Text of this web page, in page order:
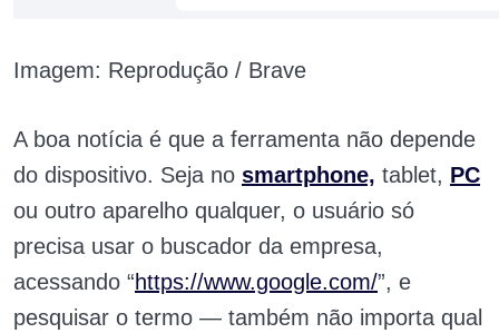
Imagem: Reprodução / Brave
A boa notícia é que a ferramenta não depende
do dispositivo. Seja no smartphone, tablet, PC
ou outro aparelho qualquer, o usuário só
precisa usar o buscador da empresa,
acessando “https://www.google.com/”, e
pesquisar o termo — também não importa qual